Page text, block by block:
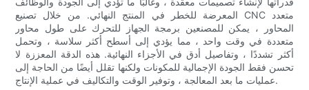
المعرضة للخطر في المنتج النهائي. من خلال تصنيع CNC متعدد
المحاور ، يمكن للمصنعين برمجة الجهاز للتحرك على طول محاور
متعددة في وقت واحد ، مما يؤدي إلى أسطح أكثر سلاسة ، وتحمل
أكثر تشددًا ، وتفاصيل أدق في الأجزاء النهائية. هذه الدقة المعززة لا
تحسن فقط الجودة الإجمالية للمكونات ولكنها تقلل أيضًا من الحاجة إلى
عمليات ما بعد المعالجة ، وتوفير الوقت والتكاليف في عملية الإنتاج.